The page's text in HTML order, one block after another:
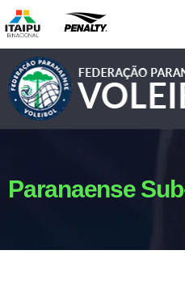
Paranaense